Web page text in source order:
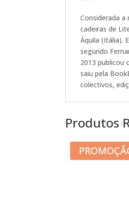
Considerada
cadeiras de
Áquila (Itália).
segundo
2013 publicou
saiu pela
colectivos,
Produtos